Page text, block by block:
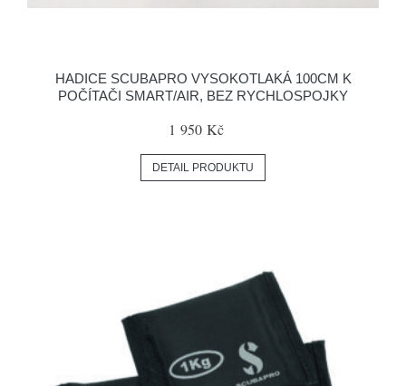
HADICE SCUBAPRO VYSOKOTLAKÁ 100CM K
POČÍTAČI SMART/AIR, BEZ RYCHLOSPOJKY
1 950 Kč
DETAIL PRODUKTU